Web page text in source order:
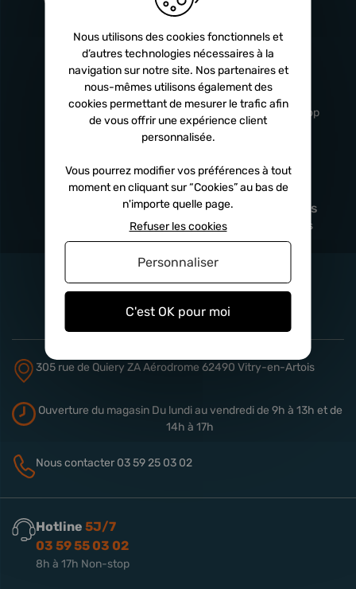
Livraison
rapide
Sous 24h à 48h
Service client
professionnel
De 8h à 17h Non-stop
Satisfait
remboursé
Paiement en
x3 fois
Sécurisé, sans frais
305 rue de Quiery ZA Aérodrome 62490 Vitry-en-Artois
Ouverture du magasinDu lundi au vendredi de 9h à 13h et de
14h à 17h
Nous contacter 03 59 25 03 02
Hotline 5J/7
03 59 55 03 02
8h à 17h Non-stop
Nous utilisons des cookies fonctionnels et
d’autres technologies nécessaires à la
navigation sur notre site. Nos partenaires et
nous-mêmes utilisons également des
cookies permettant de mesurer le trafic afin
de vous offrir une expérience client
personnalisée.
Vous pourrez modifier vos préférences à tout
moment en cliquant sur “Cookies” au bas de
n'importe quelle page.
C'est OK pour moi
Refuser les cookies
Personnaliser